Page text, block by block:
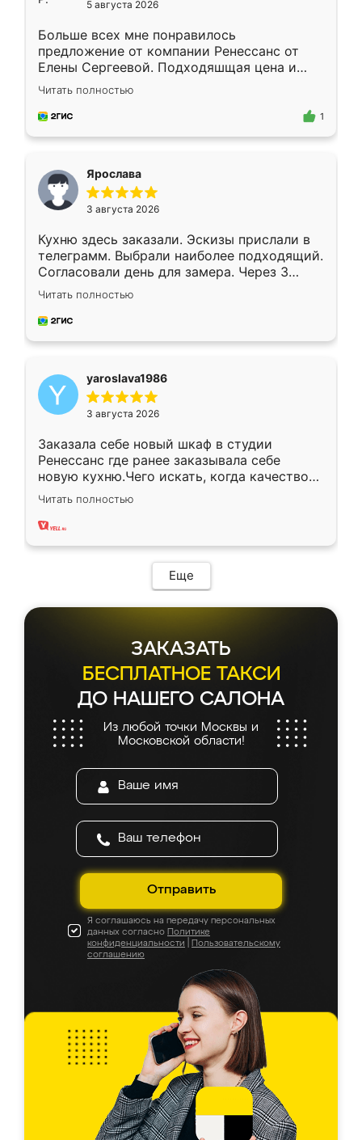
5 августа 2026
Больше всех мне понравилось
предложение от компании Ренессанс от
Елены Сергеевой. Подходяшщая цена и
короткие сроки изготовления. Приехавший
для замера сотрудник Владислав
предложил по моему эскизу самый
Читать полностью
1
Ярослава
3 августа 2026
Кухню здесь заказали. Эскизы прислали в
телеграмм. Выбрали наиболее подходящий.
Согласовали день для замера. Через 3
недели кухня была уже готова. Остались
довольны работой. Спасибо Ренессанс
мебель за качественную работу!
Читать полностью
yaroslava1986
3 августа 2026
Заказала себе новый шкаф в студии
Ренессанс где ранее заказывала себе
новую кухню.Чего искать, когда качеством
вполне довольна. Служит кухня уже почти
два года, нареканий нет.
Читать полностью
Еще
ЗАКАЗАТЬ
БЕСПЛАТНОЕ ТАКСИ
ДО НАШЕГО САЛОНА
Из любой точки Москвы и
Московской области!
Отправить
Я соглашаюсь на передачу персональных
данных согласно Политике
конфиденциальности
Пользовательскому
соглашению